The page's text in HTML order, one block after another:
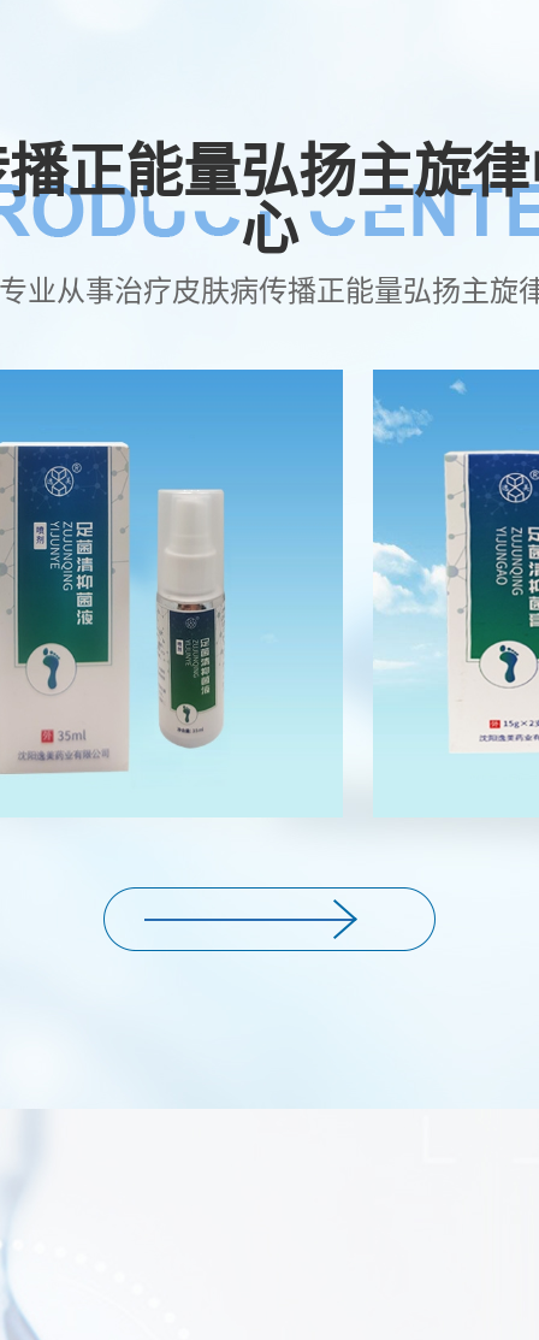
正能量弘扬主旋
心
业从事治疗皮肤病传播正能量弘扬主旋